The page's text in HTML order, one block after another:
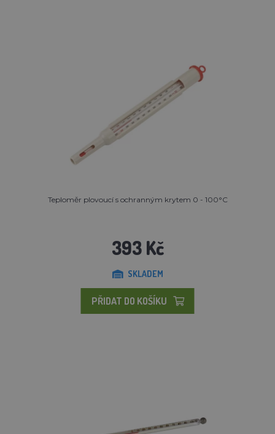
Teploměr plovoucí s ochranným krytem 0 - 100°C
393 Kč
SKLADEM
PŘIDAT DO KOŠÍKU